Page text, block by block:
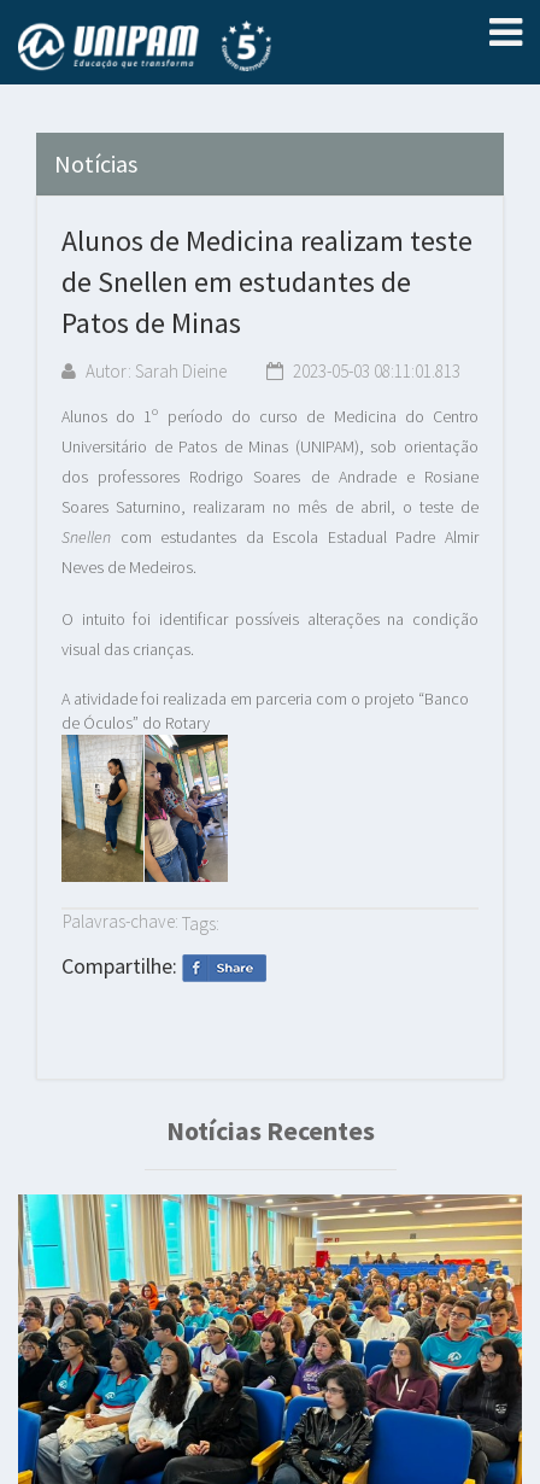
Notícias
Alunos de Medicina realizam teste
de Snellen em estudantes de
Patos de Minas
Autor: Sarah Dieine 2023-05-03 08:11:01.813
Alunos do 1º período do curso de Medicina do Centro
Universitário de Patos de Minas (UNIPAM), sob orientação
dos professores Rodrigo Soares de Andrade e Rosiane
Soares Saturnino, realizaram no mês de abril, o teste de
Snellen com estudantes da Escola Estadual Padre Almir
Neves de Medeiros.
O intuito foi identificar possíveis alterações na condição
visual das crianças.
A atividade foi realizada em parceria com o projeto “Banco
de Óculos” do Rotary
Palavras-chave: Tags:
Compartilhe:
Notícias Recentes